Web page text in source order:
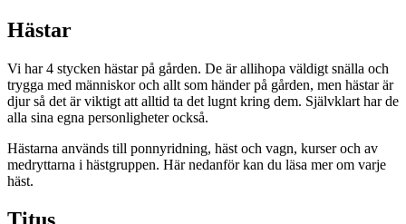
Hästar
Vi har 4 stycken hästar på gården. De är allihopa väldigt snälla och
trygga med människor och allt som händer på gården, men hästar är
djur så det är viktigt att alltid ta det lugnt kring dem. Självklart har de
alla sina egna personligheter också.
Hästarna används till ponnyridning, häst och vagn, kurser och av
medryttarna i hästgruppen. Här nedanför kan du läsa mer om varje
häst.
Titus